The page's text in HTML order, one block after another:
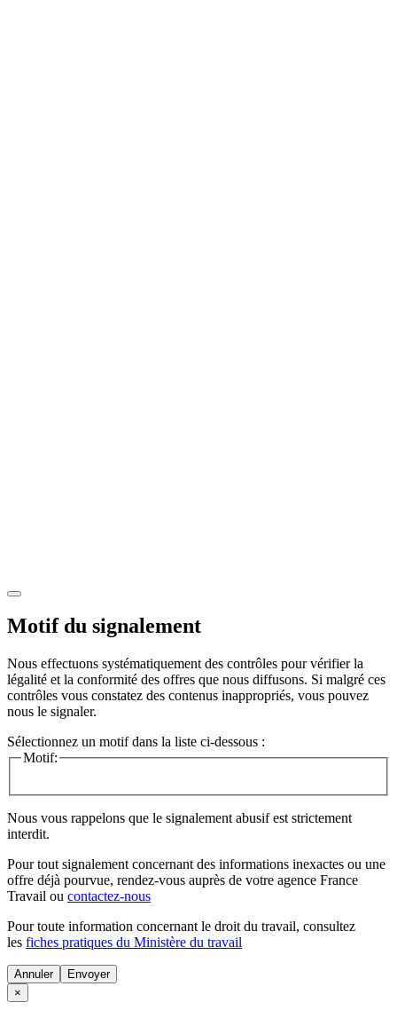
Motif du signalement
Nous effectuons systématiquement des contrôles pour vérifier la
légalité et la conformité des offres que nous diffusons. Si malgré ces
contrôles vous constatez des contenus inappropriés, vous pouvez
nous le signaler.
Sélectionnez un motif dans la liste ci-dessous :
Motif:
Nous vous rappelons que le signalement abusif est strictement
interdit.
Pour tout signalement concernant des informations inexactes ou une
offre déjà pourvue, rendez-vous auprès de votre agence France
Travail ou contactez-nous
Pour toute information concernant le droit du travail, consultez
les fiches pratiques du Ministère du travail
Annuler
×